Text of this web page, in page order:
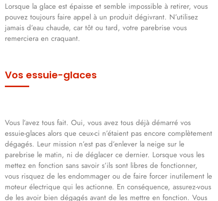
Lorsque la glace est épaisse et semble impossible à retirer, vous
pouvez toujours faire appel à un produit dégivrant. N’utilisez
jamais d’eau chaude, car tôt ou tard, votre parebrise vous
remerciera en craquant.
Vos essuie-glaces
Vous l’avez tous fait. Oui, vous avez tous déjà démarré vos
essuie-glaces alors que ceux-ci n’étaient pas encore complètement
dégagés. Leur mission n’est pas d’enlever la neige sur le
parebrise le matin, ni de déglacer ce dernier. Lorsque vous les
mettez en fonction sans savoir s’ils sont libres de fonctionner,
vous risquez de les endommager ou de faire forcer inutilement le
moteur électrique qui les actionne. En conséquence, assurez-vous
de les avoir bien dégagés avant de les mettre en fonction. Vous